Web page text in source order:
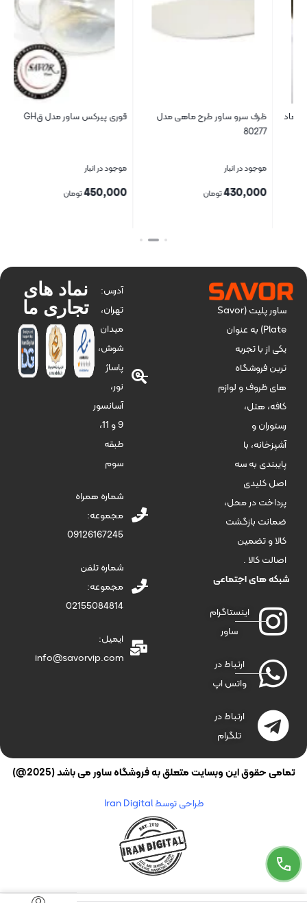
ظرف سرو ساور طرح ماهی مدل
80277
موجود در انبار
430,000تومان
قوری پیرکس ساور مدل قGH
موجود در انبار
450,000تومان
بستن
ساور پلیت (Savor
Plate) به عنوان
یکی از با تجربه
ترین فروشگاه
های ظروف و لوازم
کافه، هتل،
رستوران و
آشپزخانه، با
پایبندی به سه
اصل کلیدی
پرداخت در محل،
ضمانت بازگشت
کالا و تضمین
اصالت کالا .
شبکه های اجتماعی
اینستاگرام
ساور
ارتباط در
واتس اپ
ارتباط در
تلگرام
آدرس:
تهران،
میدان
شوش،
پاساژ
نور،
آسانسور
9 و 11،
طبقه
سوم
شماره همراه
مجموعه:
09126167245
شماره تلفن
مجموعه:
02155084814
ایمیل:
info@savorvip.com
نماد های
تجاری ما
تمامی حقوق این وبسایت متعلق به فروشگاه ساور می باشد (2025@)
طراحی توسط Iran Digital